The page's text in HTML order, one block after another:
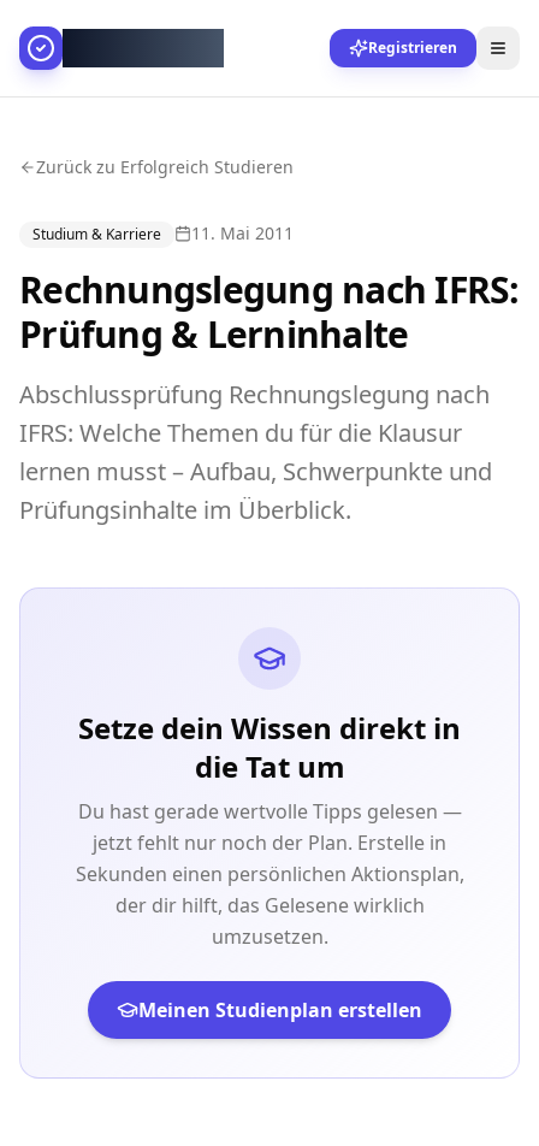
Registrieren
Zurück zu Erfolgreich Studieren
Studium & Karriere 11. Mai 2011
Rechnungslegung nach IFRS:
Prüfung & Lerninhalte
Abschlussprüfung Rechnungslegung nach
IFRS: Welche Themen du für die Klausur
lernen musst – Aufbau, Schwerpunkte und
Prüfungsinhalte im Überblick.
Setze dein Wissen direkt in
die Tat um
Du hast gerade wertvolle Tipps gelesen —
jetzt fehlt nur noch der Plan. Erstelle in
Sekunden einen persönlichen Aktionsplan,
der dir hilft, das Gelesene wirklich
umzusetzen.
Meinen Studienplan erstellen